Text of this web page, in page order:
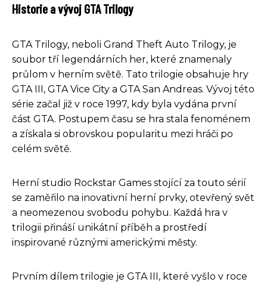
Historie a vývoj GTA Trilogy
GTA Trilogy, neboli Grand Theft Auto Trilogy, je
soubor tří legendárních her, které znamenaly
průlom v herním světě. Tato trilogie obsahuje hry
GTA III, GTA Vice City a GTA San Andreas. Vývoj této
série začal již v roce 1997, kdy byla vydána první
část GTA. Postupem času se hra stala fenoménem
a získala si obrovskou popularitu mezi hráči po
celém světě.
Herní studio Rockstar Games stojící za touto sérií
se zaměřilo na inovativní herní prvky, otevřený svět
a neomezenou svobodu pohybu. Každá hra v
trilogii přináší unikátní příběh a prostředí
inspirované různými americkými městy.
Prvním dílem trilogie je GTA III, které vyšlo v roce